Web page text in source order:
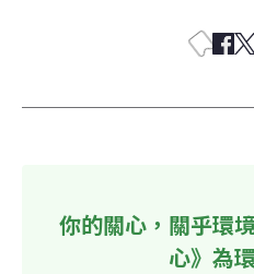
你的關心，關乎環
心》為